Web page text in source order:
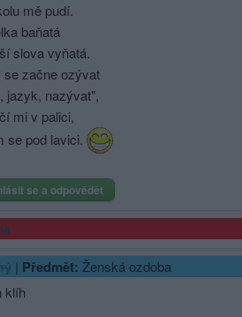
mě pudí.
baňatá
slova vyňatá.
se začne ozývat
jazyk, nazývat",
mi v palici,
se pod lavici.
se a odpovědět
| Předmět: Ženská ozdoba
klíh